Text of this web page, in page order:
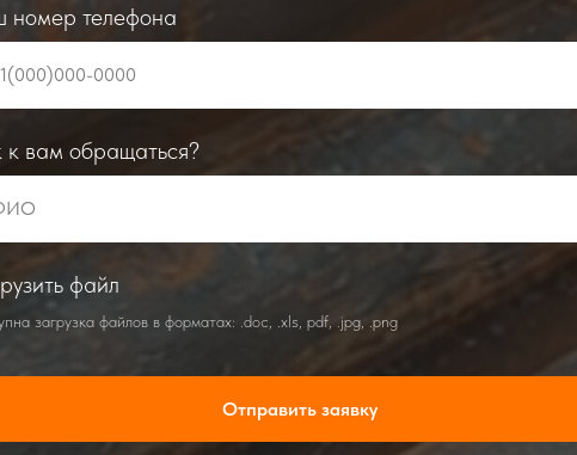
номер телефона
к вам обращаться?
файл
загрузка файлов в форматах: .doc, .xls, pdf, .jpg, .png
Отправить заявку